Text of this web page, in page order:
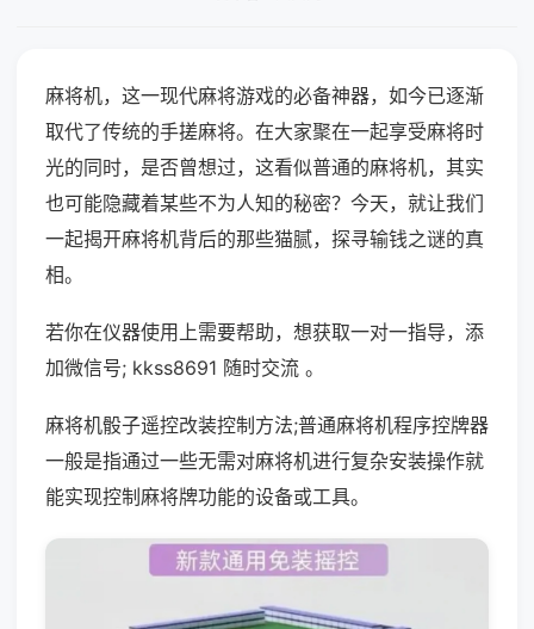
麻将机，这一现代麻将游戏的必备神器，如今已逐渐
取代了传统的手搓麻将。在大家聚在一起享受麻将时
光的同时，是否曾想过，这看似普通的麻将机，其实
也可能隐藏着某些不为人知的秘密？今天，就让我们
一起揭开麻将机背后的那些猫腻，探寻输钱之谜的真
相。
若你在仪器使用上需要帮助，想获取一对一指导，添
加微信号; kkss8691 随时交流 。
麻将机骰子遥控改装控制方法;普通麻将机程序控牌器
一般是指通过一些无需对麻将机进行复杂安装操作就
能实现控制麻将牌功能的设备或工具。